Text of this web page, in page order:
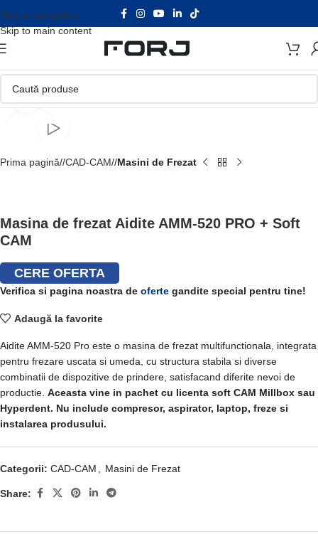
Skip to navigation
Skip to main content
Faceți click pentru a mări
Prima pagină/ CAD-CAM/ Masini de Frezat
Masina de frezat Aidite AMM-520 PRO + Soft
CAM
CERE OFERTA
Verifica si pagina noastra de oferte gandite special pentru tine!
Adaugă la favorite
Aidite AMM-520 Pro este o masina de frezat multifunctionala, integrata
pentru frezare uscata si umeda, cu structura stabila si diverse
combinatii de dispozitive de prindere, satisfacand diferite nevoi de
productie. Aceasta vine in pachet cu licenta soft CAM Millbox sau
Hyperdent. Nu include compresor, aspirator, laptop, freze si
instalarea produsului.
Categorii: CAD-CAM Masini de Frezat
Share: